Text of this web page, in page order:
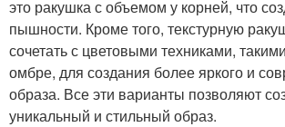
это ракушка с объемом у корней, что
пышности. Кроме того, текстурную
сочетать с цветовыми техниками,
омбре, для создания более яркого и
образа. Все эти варианты позволяют
уникальный и стильный образ.